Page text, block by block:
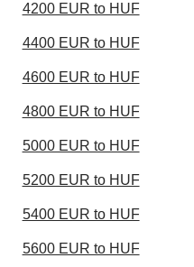
4200 EUR to HUF
4400 EUR to HUF
4600 EUR to HUF
4800 EUR to HUF
5000 EUR to HUF
5200 EUR to HUF
5400 EUR to HUF
5600 EUR to HUF